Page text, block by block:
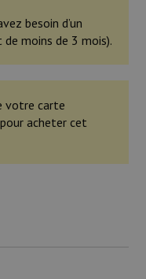
besoin d’un
moins de 3 mois).
votre carte
acheter cet